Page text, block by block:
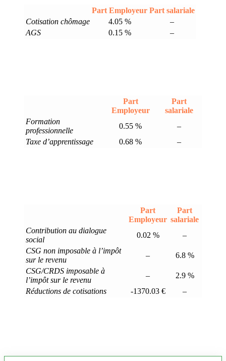
Part Employeur Part salariale
Cotisation chômage
4.05 %
–
AGS
0.15 % –
Part
Employeur
Part
salariale
Formation
professionnelle
0.55 %
–
Taxe d’apprentissage
0.68 % –
Part
Employeur
Part
salariale
Contribution au dialogue
social
0.02 %
–
CSG non imposable à l’impôt
sur le revenu
–
6.8 %
CSG/CRDS imposable à
l’impôt sur le revenu
–
2.9 %
Réductions de cotisations
-1370.03 € –